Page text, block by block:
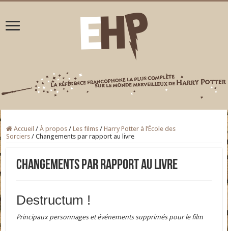
Accueil / À propos / Les films / Harry Potter à l’École des
Sorciers / Changements par rapport au livre
Changements par rapport au livre
Destructum !
Principaux personnages et événements supprimés pour le film